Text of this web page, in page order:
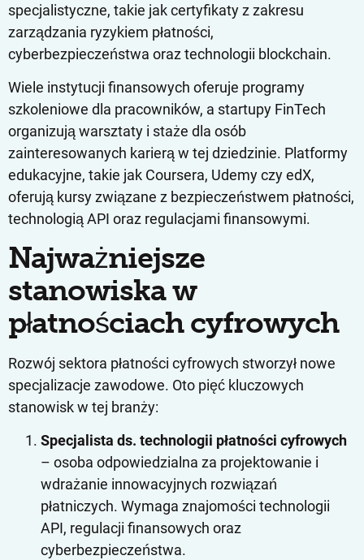
specjalistyczne, takie jak certyfikaty z zakresu
zarządzania ryzykiem płatności,
cyberbezpieczeństwa oraz technologii blockchain.
Wiele instytucji finansowych oferuje programy
szkoleniowe dla pracowników, a startupy FinTech
organizują warsztaty i staże dla osób
zainteresowanych karierą w tej dziedzinie. Platformy
edukacyjne, takie jak Coursera, Udemy czy edX,
oferują kursy związane z bezpieczeństwem płatności,
technologią API oraz regulacjami finansowymi.
Najważniejsze
stanowiska w
płatnościach cyfrowych
Rozwój sektora płatności cyfrowych stworzył nowe
specjalizacje zawodowe. Oto pięć kluczowych
stanowisk w tej branży:
Specjalista ds. technologii płatności cyfrowych
– osoba odpowiedzialna za projektowanie i
wdrażanie innowacyjnych rozwiązań
płatniczych. Wymaga znajomości technologii
API, regulacji finansowych oraz
cyberbezpieczeństwa.